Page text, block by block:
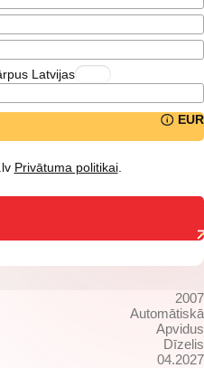
Latvijas
EUR
Privātuma politikai.
2007
Automātiskā
Apvidus
Dīzelis
04.2027